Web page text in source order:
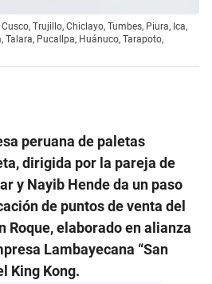
Trujillo, Chiclayo, Tumbes, Piura, Ica,
Talara, Pucallpa, Huánuco, Tarapoto,
peruana de paletas
dirigida por la pareja de
y Nayib Hende da un paso
de puntos de venta del
Roque, elaborado en alianza
Lambayecana “San
King Kong.